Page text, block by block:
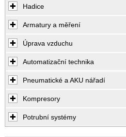
Hadice
Armatury a měření
Úprava vzduchu
Automatizační technika
Pneumatické a AKU nářadí
Kompresory
Potrubní systémy